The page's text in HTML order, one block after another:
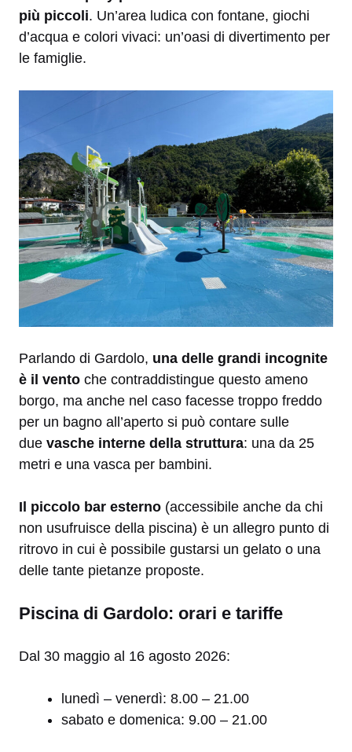
più piccoli. Un’area ludica con fontane, giochi
d’acqua e colori vivaci: un’oasi di divertimento per
le famiglie.
Parlando di Gardolo, una delle grandi incognite
è il vento che contraddistingue questo ameno
borgo, ma anche nel caso facesse troppo freddo
per un bagno all’aperto si può contare sulle
due vasche interne della struttura: una da 25
metri e una vasca per bambini.
Il piccolo bar esterno (accessibile anche da chi
non usufruisce della piscina) è un allegro punto di
ritrovo in cui è possibile gustarsi un gelato o una
delle tante pietanze proposte.
Piscina di Gardolo: orari e tariffe
Dal 30 maggio al 16 agosto 2026:
lunedì – venerdì: 8.00 – 21.00
sabato e domenica: 9.00 – 21.00